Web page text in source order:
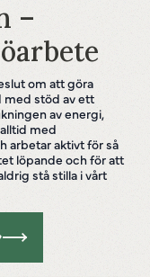
–
om att göra
med stöd av ett
av energi,
med
arbetar aktivt för så
löpande och för att
stå stilla i vårt